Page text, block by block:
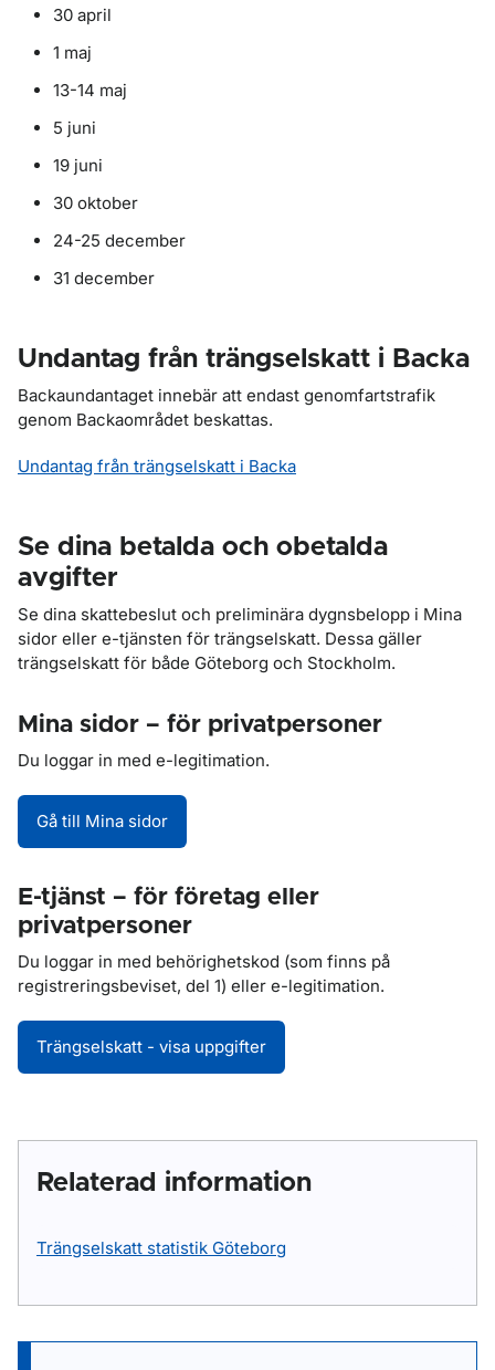
30 april
1 maj
13-14 maj
5 juni
19 juni
30 oktober
24-25 december
31 december
Undantag från trängselskatt i Backa
Backaundantaget innebär att endast genomfartstrafik
genom Backaområdet beskattas.
Undantag från trängselskatt i Backa
Se dina betalda och obetalda
avgifter
Se dina skattebeslut och preliminära dygnsbelopp i Mina
sidor eller e-tjänsten för trängselskatt. Dessa gäller
trängselskatt för både Göteborg och Stockholm.
Mina sidor – för privatpersoner
Du loggar in med e-legitimation.
Gå till Mina sidor
E-tjänst – för företag eller
privatpersoner
Du loggar in med behörighetskod (som finns på
registreringsbeviset, del 1) eller e-legitimation.
Trängselskatt - visa uppgifter
Relaterad information
Trängselskatt statistik Göteborg